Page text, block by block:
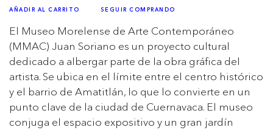
AÑADIR AL CARRITO SEGUIR COMPRANDO
El Museo Morelense de Arte Contemporáneo
(MMAC) Juan Soriano es un proyecto cultural
dedicado a albergar parte de la obra gráfica del
artista. Se ubica en el límite entre el centro histórico
y el barrio de Amatitlán, lo que lo convierte en un
punto clave de la ciudad de Cuernavaca. El museo
conjuga el espacio expositivo y un gran jardín